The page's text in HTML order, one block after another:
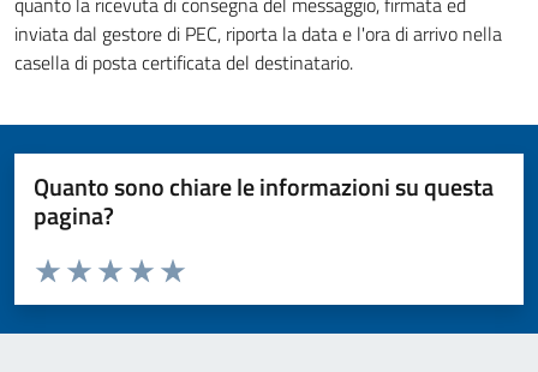
inviata dal gestore di PEC, riporta la data e l'ora di arrivo nella
casella di posta certificata del destinatario.
Quanto sono chiare le informazioni su questa
pagina?
Valuta da 1 a 5 stelle la pagina
Valuta 5 stelle su 5
Valuta 4 stelle su 5
Valuta 3 stelle su 5
Valuta 2 stelle su 5
Valuta 1 stelle su 5